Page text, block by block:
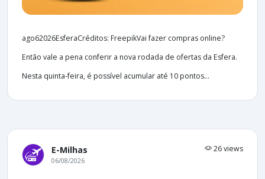
ago62026EsferaCréditos: FreepikVai fazer compras online?
Então vale a pena conferir a nova rodada de ofertas da Esfera.
Nesta quinta-feira, é possível acumular até 10 pontos...
E-Milhas 26 views
06/08/2026